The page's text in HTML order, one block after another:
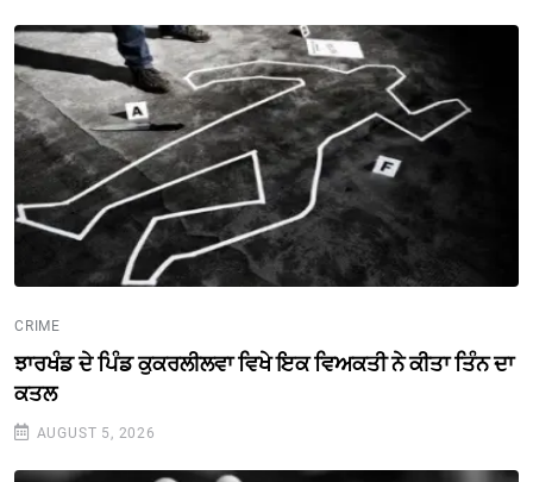
CRIME
ਝਾਰਖੰਡ ਦੇ ਪਿੰਡ ਕੁਕਰਲੀਲਵਾ ਵਿਖੇ ਇਕ ਵਿਅਕਤੀ ਨੇ ਕੀਤਾ ਤਿੰਨ ਦਾ
ਕਤਲ
AUGUST 5, 2026